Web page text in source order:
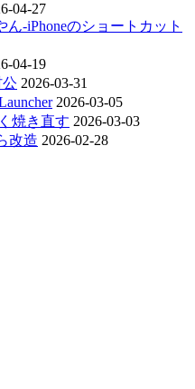
04-27
-iPhoneのショートカット
04-19
公 2026-03-31
2026-03-05
焼き直す 2026-03-03
改造 2026-02-28